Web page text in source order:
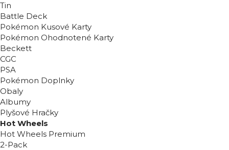
Tin
Battle Deck
Pokémon Kusové Karty
Pokémon Ohodnotené Karty
Beckett
CGC
PSA
Pokémon Doplnky
Obaly
Albumy
Plyšové Hračky
Hot Wheels
Hot Wheels Premium
2-Pack